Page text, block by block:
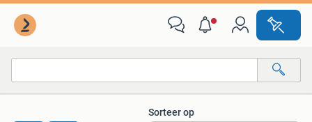
Sorteer op